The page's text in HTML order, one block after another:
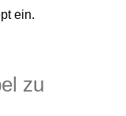
ein.
zu